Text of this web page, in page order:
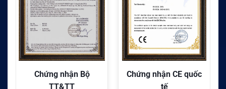
nhận Bộ
Chứng nhận CE quốc
Chứng